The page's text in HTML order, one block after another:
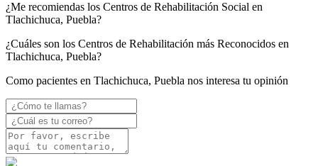
¿Me recomiendas los Centros de Rehabilitación Social en
Tlachichuca, Puebla?
¿Cuáles son los Centros de Rehabilitación más Reconocidos en
Tlachichuca, Puebla?
Como pacientes en Tlachichuca, Puebla nos interesa tu opinión